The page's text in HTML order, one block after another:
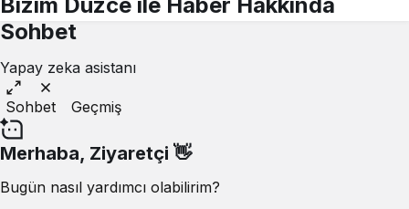
Sohbet
Yapay zeka asistanı
Sohbet Geçmiş
Merhaba, Ziyaretçi 👋
Bugün nasıl yardımcı olabilirim?